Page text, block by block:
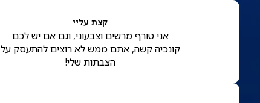
קצת עליי
אני טורף מרשים וצבעוני, וגם אם יש לכם
קונכיה קשה, אתם ממש לא רוצים להתעסק על
הצבתות שלי!